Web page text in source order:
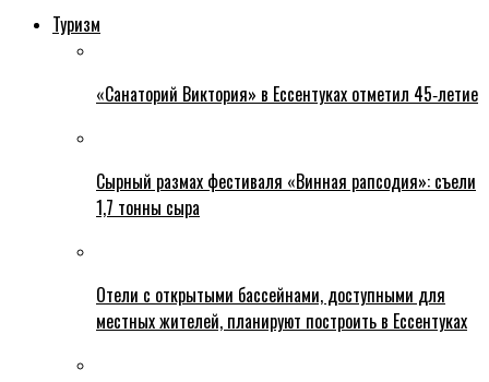
Туризм
«Санаторий Виктория» в Ессентуках отметил 45‑летие
Сырный размах фестиваля «Винная рапсодия»: съели
1,7 тонны сыра
Отели с открытыми бассейнами, доступными для
местных жителей, планируют построить в Ессентуках